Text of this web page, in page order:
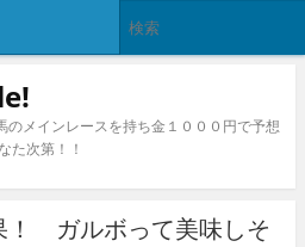
メインレースを持ち金１０００円で予想
た次第！！
ガルボって美味しそ